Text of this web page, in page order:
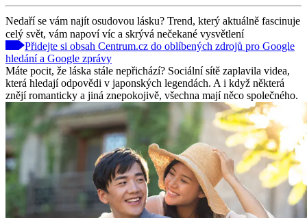
Nedaří se vám najít osudovou lásku? Trend, který aktuálně fascinuje
celý svět, vám napoví víc a skrývá nečekané vysvětlení
Přidejte si obsah Centrum.cz do oblíbených zdrojů pro Google
hledání a Google zprávy
Máte pocit, že láska stále nepřichází? Sociální sítě zaplavila videa,
která hledají odpovědi v japonských legendách. A i když některá
znějí romanticky a jiná znepokojivě, všechna mají něco společného.